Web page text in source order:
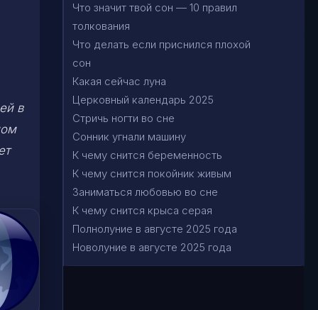
в
Что значит твой сон — 10 правил
толкования
Что делать если приснился плохой
сон
Какая сейчас луна
Церковный календарь 2025
Стричь ногти во сне
Сонник угнали машину
К чему снится беременность
К чему снится покойник живым
Заниматься любовью во сне
К чему снится крыса серая
Полнолуние в августе 2025 года
Новолуние в августе 2025 года